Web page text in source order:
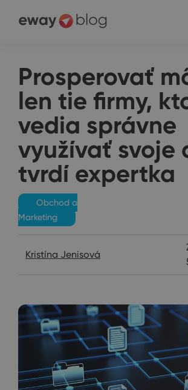
Prosperovať
len tie firmy,
vedia správne
využívať svoje
tvrdí expertka
Obchod a
Marketing
Kristína Jenisová